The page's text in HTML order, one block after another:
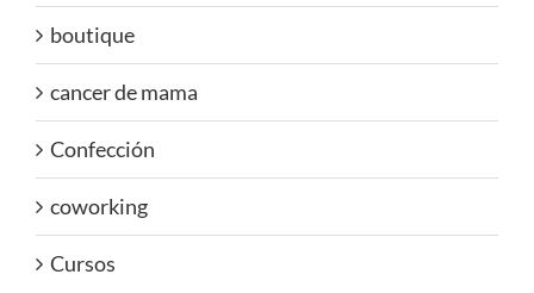
boutique
cancer de mama
Confección
coworking
Cursos